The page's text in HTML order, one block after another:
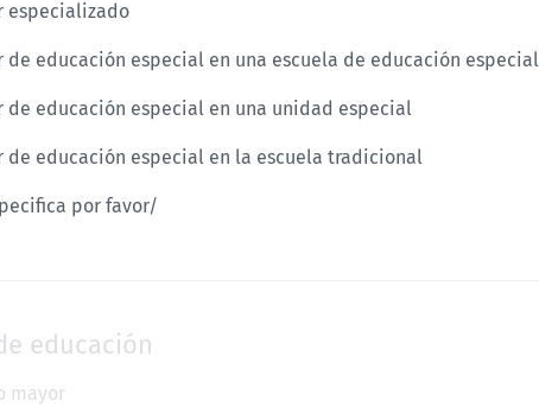
especializado
de educación especial en una escuela de educación especial
de educación especial en una unidad especial
de educación especial en la escuela tradicional
por favor/
educación
mayor